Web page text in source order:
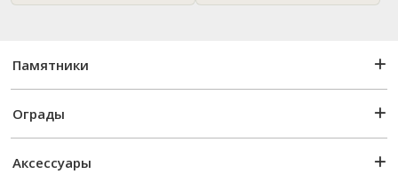
Памятники
Ограды
Аксессуары